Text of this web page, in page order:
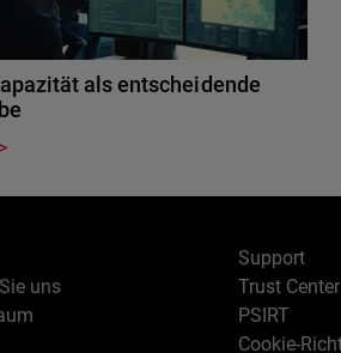
als entscheidende
uns
Support
Trust Center
PSIRT
Cookie-